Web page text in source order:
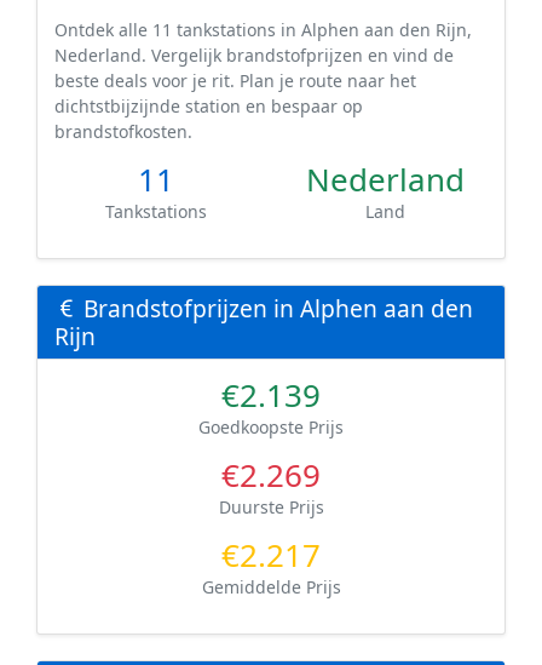
Ontdek alle 11 tankstations in Alphen aan den Rijn,
Nederland. Vergelijk brandstofprijzen en vind de
beste deals voor je rit. Plan je route naar het
dichtstbijzijnde station en bespaar op
brandstofkosten.
11
Tankstations
Nederland
Land
Brandstofprijzen in Alphen aan den
Rijn
€2.139
Goedkoopste Prijs
€2.269
Duurste Prijs
€2.217
Gemiddelde Prijs